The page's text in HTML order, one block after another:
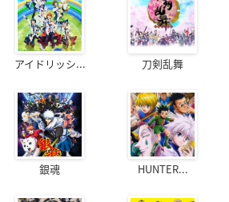
アイドリッシ... 刀剣乱舞
銀魂 HUNTER...